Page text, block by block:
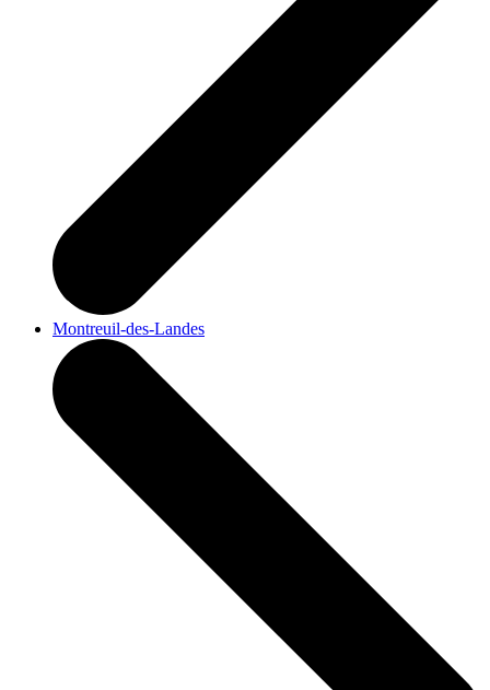
Montreuil-des-Landes